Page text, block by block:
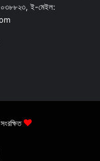
ই-মেইল: